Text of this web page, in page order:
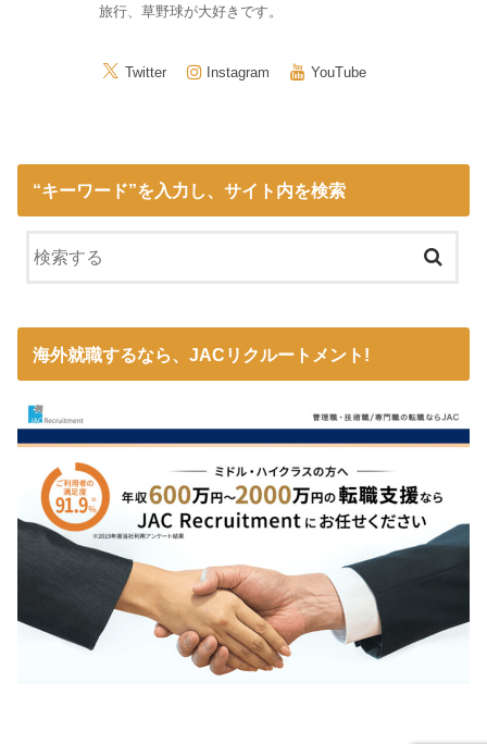
旅行、草野球が大好きです。
Twitter Instagram YouTube
“キーワード”を入力し、サイト内を検索
海外就職するなら、JACリクルートメント!